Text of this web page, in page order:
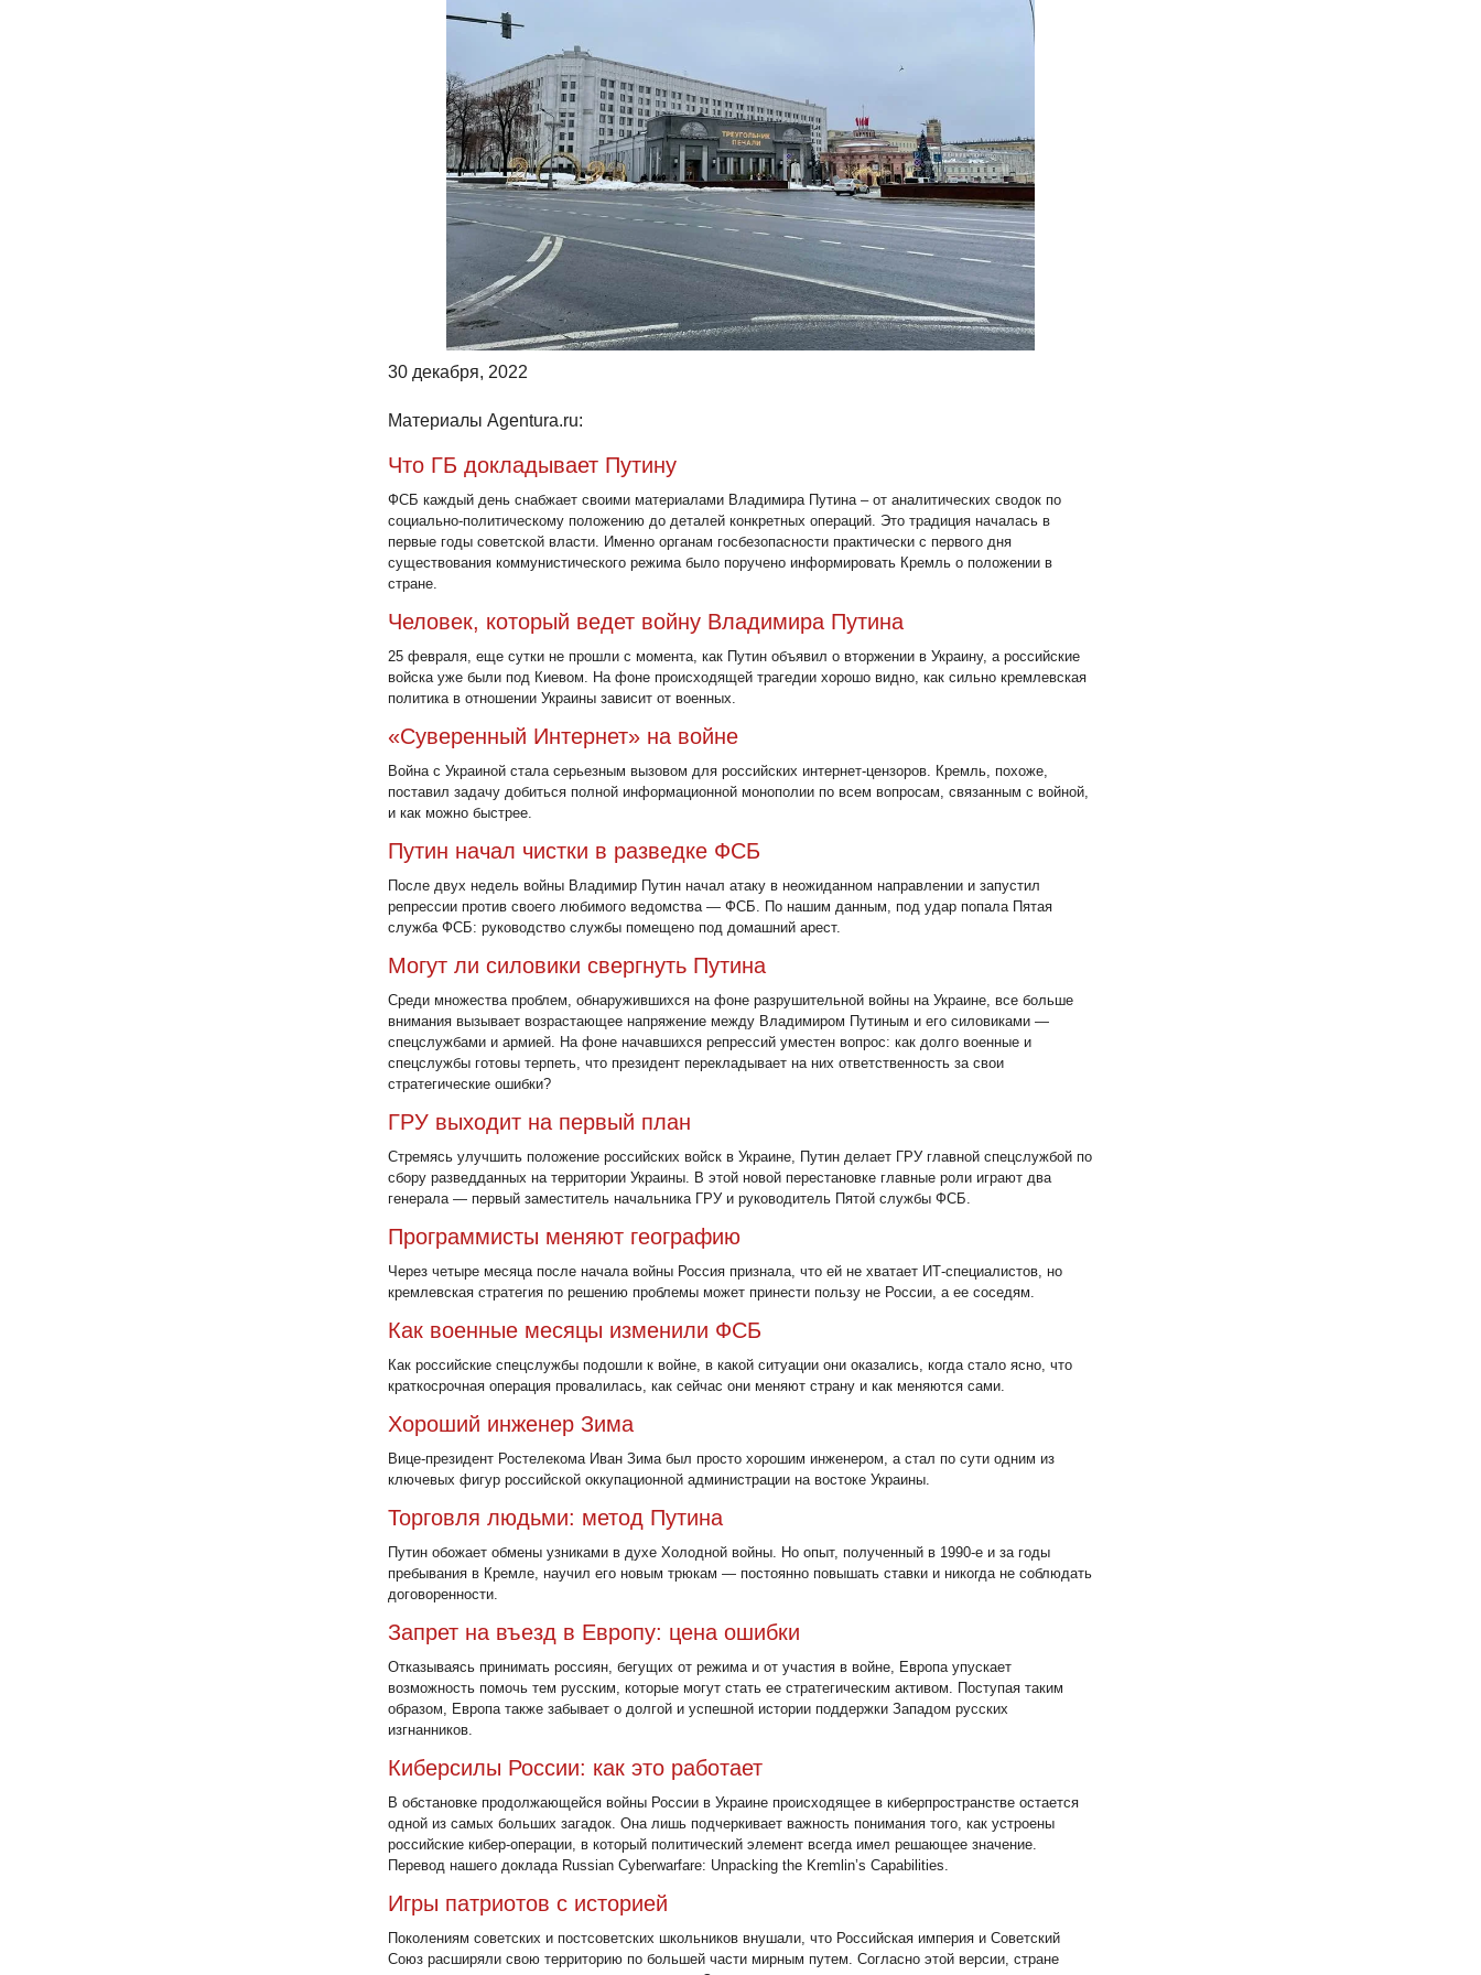
30 декабря, 2022
Материалы Agentura.ru:
Что ГБ докладывает Путину
ФСБ каждый день снабжает своими материалами Владимира Путина – от аналитических сводок по
социально-политическому положению до деталей конкретных операций. Это традиция началась в
первые годы советской власти. Именно органам госбезопасности практически с первого дня
существования коммунистического режима было поручено информировать Кремль о положении в
стране.
Человек, который ведет войну Владимира Путина
25 февраля, еще сутки не прошли с момента, как Путин объявил о вторжении в Украину, а российские
войска уже были под Киевом. На фоне происходящей трагедии хорошо видно, как сильно кремлевская
политика в отношении Украины зависит от военных.
«Суверенный Интернет» на войне
Война с Украиной стала серьезным вызовом для российских интернет-цензоров. Кремль, похоже,
поставил задачу добиться полной информационной монополии по всем вопросам, связанным с войной,
и как можно быстрее.
Путин начал чистки в разведке ФСБ
После двух недель войны Владимир Путин начал атаку в неожиданном направлении и запустил
репрессии против своего любимого ведомства — ФСБ. По нашим данным, под удар попала Пятая
служба ФСБ: руководство службы помещено под домашний арест.
Могут ли силовики свергнуть Путина
Среди множества проблем, обнаружившихся на фоне разрушительной войны на Украине, все больше
внимания вызывает возрастающее напряжение между Владимиром Путиным и его силовиками —
cпецслужбами и армией. На фоне начавшихся репрессий уместен вопрос: как долго военные и
спецслужбы готовы терпеть, что президент перекладывает на них ответственность за свои
стратегические ошибки?
ГРУ выходит на первый план
Стремясь улучшить положение российских войск в Украине, Путин делает ГРУ главной спецслужбой по
сбору разведданных на территории Украины. В этой новой перестановке главные роли играют два
генерала — первый заместитель начальника ГРУ и руководитель Пятой службы ФСБ.
Программисты меняют географию
Через четыре месяца после начала войны Россия признала, что ей не хватает ИТ-специалистов, но
кремлевская стратегия по решению проблемы может принести пользу не России, а ее соседям.
Как военные месяцы изменили ФСБ
Как российские спецслужбы подошли к войне, в какой ситуации они оказались, когда стало ясно, что
краткосрочная операция провалилась, как сейчас они меняют страну и как меняются сами.
Хороший инженер Зима
Вице-президент Ростелекома Иван Зима был просто хорошим инженером, а стал по сути одним из
ключевых фигур российской оккупационной администрации на востоке Украины.
Торговля людьми: метод Путина
Путин обожает обмены узниками в духе Холодной войны. Но опыт, полученный в 1990-е и за годы
пребывания в Кремле, научил его новым трюкам — постоянно повышать ставки и никогда не соблюдать
договоренности.
Запрет на въезд в Европу: цена ошибки
Отказываясь принимать россиян, бегущих от режима и от участия в войне, Европа упускает
возможность помочь тем русским, которые могут стать ее стратегическим активом. Поступая таким
образом, Европа также забывает о долгой и успешной истории поддержки Западом русских
изгнанников.
Киберсилы России: как это работает
В обстановке продолжающейся войны России в Украине происходящее в киберпространстве остается
одной из самых больших загадок. Она лишь подчеркивает важность понимания того, как устроены
российские кибер-операции, в который политический элемент всегда имел решающее значение.
Перевод нашего доклада Russian Cyberwarfare: Unpacking the Kremlin’s Capabilities.
Игры патриотов с историей
Поколениям советских и постсоветских школьников внушали, что Российская империя и Советский
Союз расширяли свою территорию по большей части мирным путем. Согласно этой версии, стране